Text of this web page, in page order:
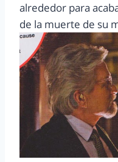
alrededor para
de la muerte de su